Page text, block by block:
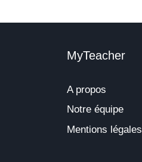
MyTeacher
A propos
Notre équipe
Mentions légales